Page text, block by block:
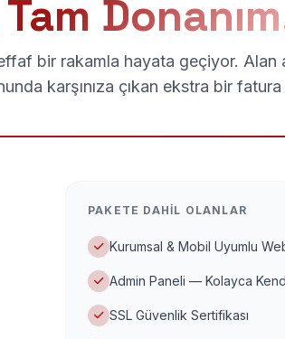
bir rakamla hayata geçiyor. Alan
karşınıza çıkan ekstra bir
PAKETE DAHIL OLANLAR
Kurumsal & Mobil Uyumlu
Admin Paneli — Kolayca
SSL Güvenlik Sertifikası